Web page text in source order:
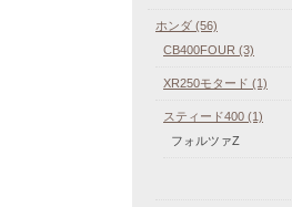
ホンダ (56)
CB400FOUR (3)
XR250モタード (1)
スティード400 (1)
フォルツァZ